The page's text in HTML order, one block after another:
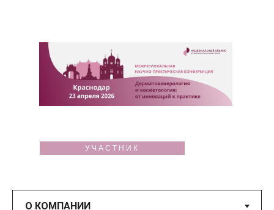
УЧАСТНИК